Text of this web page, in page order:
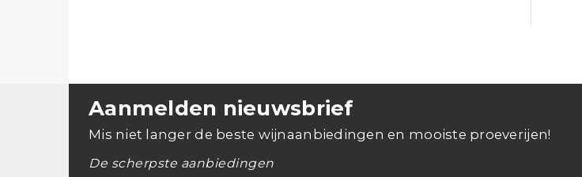
Aanmelden nieuwsbrief
Mis niet langer de beste wijnaanbiedingen en mooiste proeverijen!
De scherpste aanbiedingen